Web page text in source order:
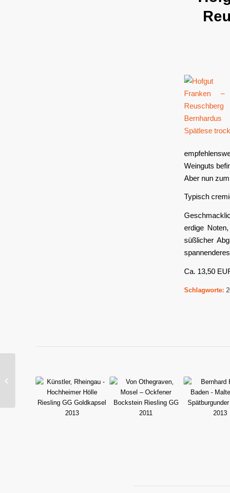
Weinguts
Aber nun
Typisch
erdige
süßlicher
Ca. 13,50
Schlagworte:
SaarRieslingSommer